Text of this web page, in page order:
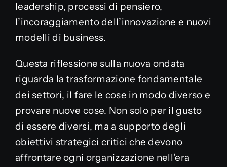
leadership, processi di pensiero,
l’incoraggiamento dell’innovazione e nuovi
modelli di business.
Questa riflessione sulla nuova ondata
riguarda la trasformazione fondamentale
dei settori, il fare le cose in modo diverso e
provare nuove cose. Non solo per il gusto
di essere diversi, ma a supporto degli
obiettivi strategici critici che devono
affrontare ogni organizzazione nell’era